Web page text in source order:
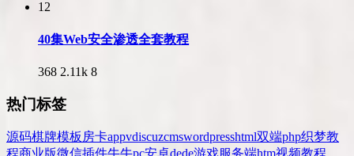
12
40集Web安全渗透全套教程
368 2.11k 8
热门标签
源码棋牌模板 房卡appvdiscuzcmswordpresshtml双端php织梦教